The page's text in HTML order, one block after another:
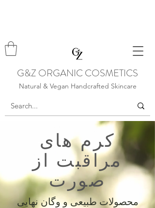
G&Z ORGANIC COSMETICS
Natural & Vegan Handcrafted Skincare
کرم های
مراقبت از
صورت
محصولات طبیعی و وگان نهایی